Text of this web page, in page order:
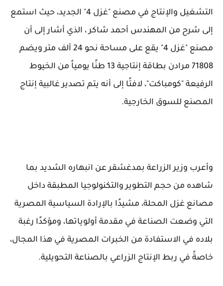
التشغيل والإنتاج في مصنع "غزل 4" الجديد، حيث استمع
إلى شرح من المهندس أحمد شاكر ، الذي أشار إلى أن
مصنع "غزل 4" يقع على مساحة نحو 24 ألف متر ويضم
71808 مرادن بطاقة إنتاجية 13 طنًا يومياً من الخيوط
الرفيعة "كومباكت"، لافتًا إلى أنه يتم تصدير غالبية إنتاج
المصنع للسوق الخارجية.
وأعرب وزير الزراعة بمدغشقر عن انبهاره الشديد بما
شاهده من حجم التطوير والتكنولوجيا المطبقة داخل
مصانع غزل المحلة، مشيدًا بالإرادة السياسية المصرية
التي وضعت الصناعة في مقدمة أولوياتها، ومؤكدًا رغبة
بلاده في الاستفادة من الخبرات المصرية في هذا المجال،
خاصةً في ربط الإنتاج الزراعي بالصناعة التحويلية.